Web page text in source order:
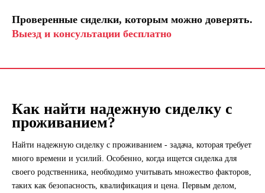
Проверенные сиделки, которым можно доверять.
Выезд и консультации бесплатно
Как найти надежную сиделку с
проживанием?
Найти надежную сиделку с проживанием - задача, которая требует
много времени и усилий. Особенно, когда ищется сиделка для
своего родственника, необходимо учитывать множество факторов,
таких как безопасность, квалификация и цена. Первым делом,